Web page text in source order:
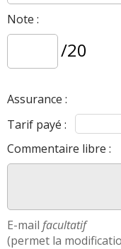
Note :
/20
Assurance :
Tarif payé :
Commentaire libre :
E-mail facultatif
(permet la